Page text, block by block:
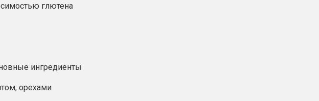
глютена
ингредиенты
орехами